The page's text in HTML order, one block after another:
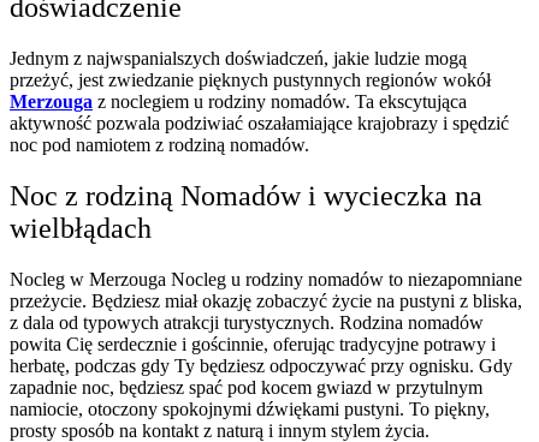
doświadczenie
Jednym z najwspanialszych doświadczeń, jakie ludzie mogą
przeżyć, jest zwiedzanie pięknych pustynnych regionów wokół
Merzouga z noclegiem u rodziny nomadów. Ta ekscytująca
aktywność pozwala podziwiać oszałamiające krajobrazy i spędzić
noc pod namiotem z rodziną nomadów.
Noc z rodziną Nomadów i wycieczka na
wielbłądach
Nocleg w Merzouga Nocleg u rodziny nomadów to niezapomniane
przeżycie. Będziesz miał okazję zobaczyć życie na pustyni z bliska,
z dala od typowych atrakcji turystycznych. Rodzina nomadów
powita Cię serdecznie i gościnnie, oferując tradycyjne potrawy i
herbatę, podczas gdy Ty będziesz odpoczywać przy ognisku. Gdy
zapadnie noc, będziesz spać pod kocem gwiazd w przytulnym
namiocie, otoczony spokojnymi dźwiękami pustyni. To piękny,
prosty sposób na kontakt z naturą i innym stylem życia.